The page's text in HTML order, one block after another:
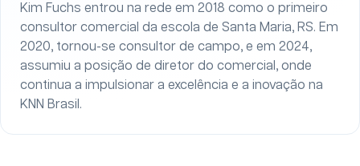
Kim Fuchs entrou na rede em 2018 como o primeiro
consultor comercial da escola de Santa Maria, RS. Em
2020, tornou-se consultor de campo, e em 2024,
assumiu a posição de diretor do comercial, onde
continua a impulsionar a excelência e a inovação na
KNN Brasil.